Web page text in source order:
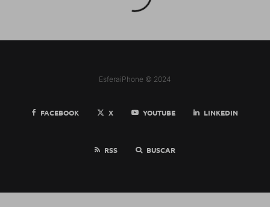
EsferaiPhone © 2024
FACEBOOK X YOUTUBE LINKEDIN
RSS BUSCAR